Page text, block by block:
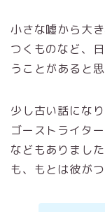
小さな嘘から大
つくものなど、
うことがあると思
少し古い話にな
ゴーストライタ
などもありまし
も、もとは彼が